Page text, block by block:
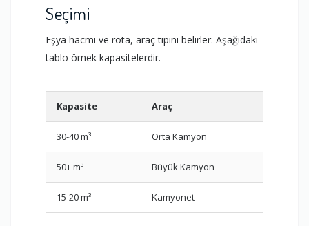
Seçimi
Eşya hacmi ve rota, araç tipini belirler. Aşağıdaki
tablo örnek kapasitelerdir.
Kapasite Araç
30-40 m³ Orta Kamyon
50+ m³ Büyük Kamyon
15-20 m³ Kamyonet